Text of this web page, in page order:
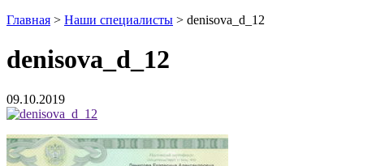
Главная > Наши специалисты > denisova_d_12
denisova_d_12
09.10.2019